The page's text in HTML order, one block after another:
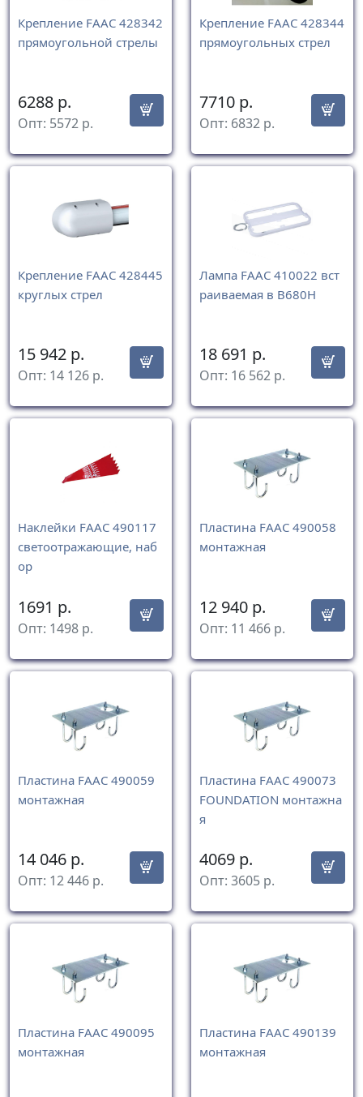
Крепление FAAC 428342
прямоугольной стрелы
6288 р.
Опт: 5572 р.
Крепление FAAC 428344
прямоугольных стрел
7710 р.
Опт: 6832 р.
Крепление FAAC 428445
круглых стрел
15 942 р.
Опт: 14 126 р.
Лампа FAAC 410022 вст
раиваемая в В680Н
18 691 р.
Опт: 16 562 р.
Наклейки FAAC 490117
светоотражающие, наб
ор
1691 р.
Опт: 1498 р.
Пластина FAAC 490058
монтажная
12 940 р.
Опт: 11 466 р.
Пластина FAAC 490059
монтажная
14 046 р.
Опт: 12 446 р.
Пластина FAAC 490073
FOUNDATION монтажна
я
4069 р.
Опт: 3605 р.
Пластина FAAC 490095
монтажная
Пластина FAAC 490139
монтажная